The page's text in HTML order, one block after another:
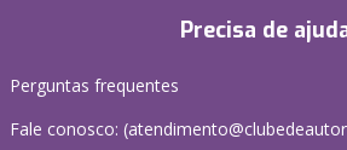
Precisa de
Perguntas frequentes
Fale conosco: